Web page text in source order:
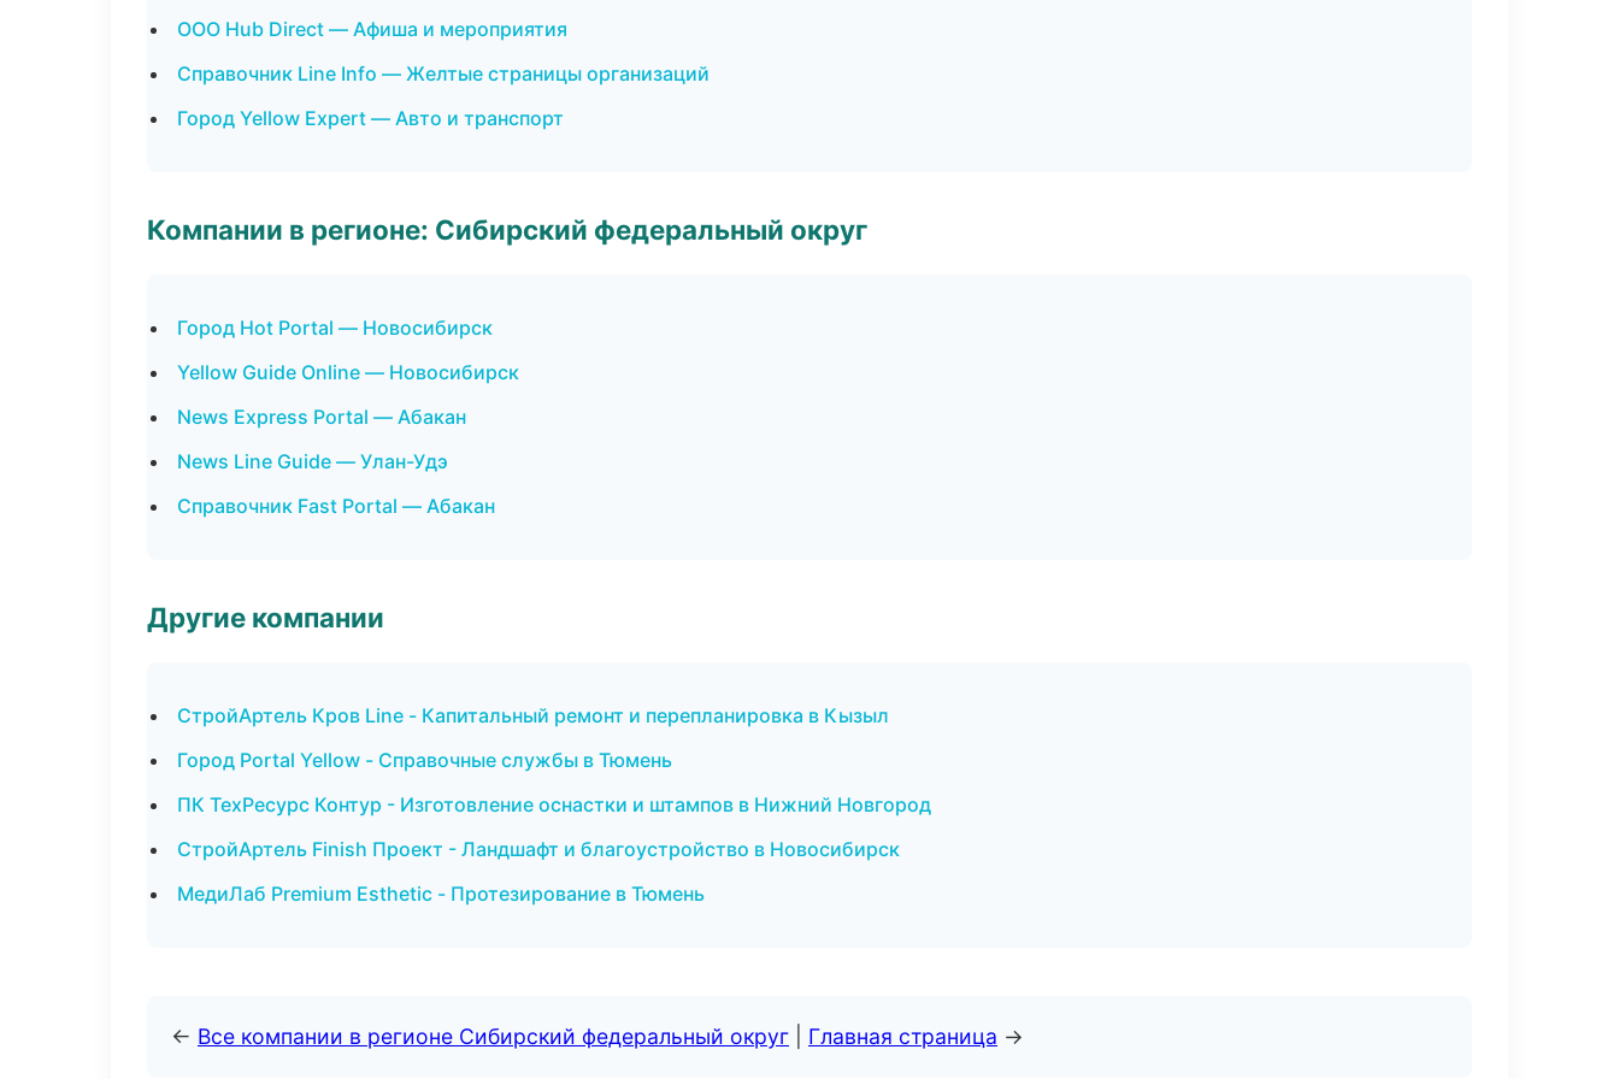
ООО Hub Direct — Афиша и мероприятия
Справочник Line Info — Желтые страницы организаций
Город Yellow Expert — Авто и транспорт
Компании в регионе: Сибирский федеральный округ
Город Hot Portal — Новосибирск
Yellow Guide Online — Новосибирск
News Express Portal — Абакан
News Line Guide — Улан-Удэ
Справочник Fast Portal — Абакан
Другие компании
СтройАртель Кров Line - Капитальный ремонт и перепланировка в Кызыл
Город Portal Yellow - Справочные службы в Тюмень
ПК ТехРесурс Контур - Изготовление оснастки и штампов в Нижний Новгород
СтройАртель Finish Проект - Ландшафт и благоустройство в Новосибирск
МедиЛаб Premium Esthetic - Протезирование в Тюмень
← Все компании в регионе Сибирский федеральный округ Главная страница →